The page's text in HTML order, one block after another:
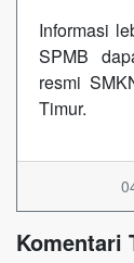
Informasi
SPMB
resmi
Timur.
Komentari